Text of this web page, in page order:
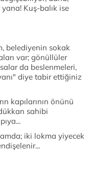
Kuş-balık ise
belediyenin sokak
var; gönüllüler
da beslenmeleri,
diye tabir ettiğiniz
kapılarının önünü
sahibi
iki lokma yiyecek